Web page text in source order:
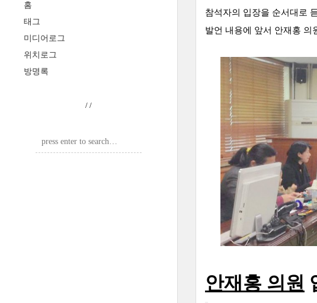
홈
태그
미디어로그
위치로그
방명록
/ /
참석자의 입장을 순서대로
발언 내용에 앞서 안재홍 의
안재홍 의원